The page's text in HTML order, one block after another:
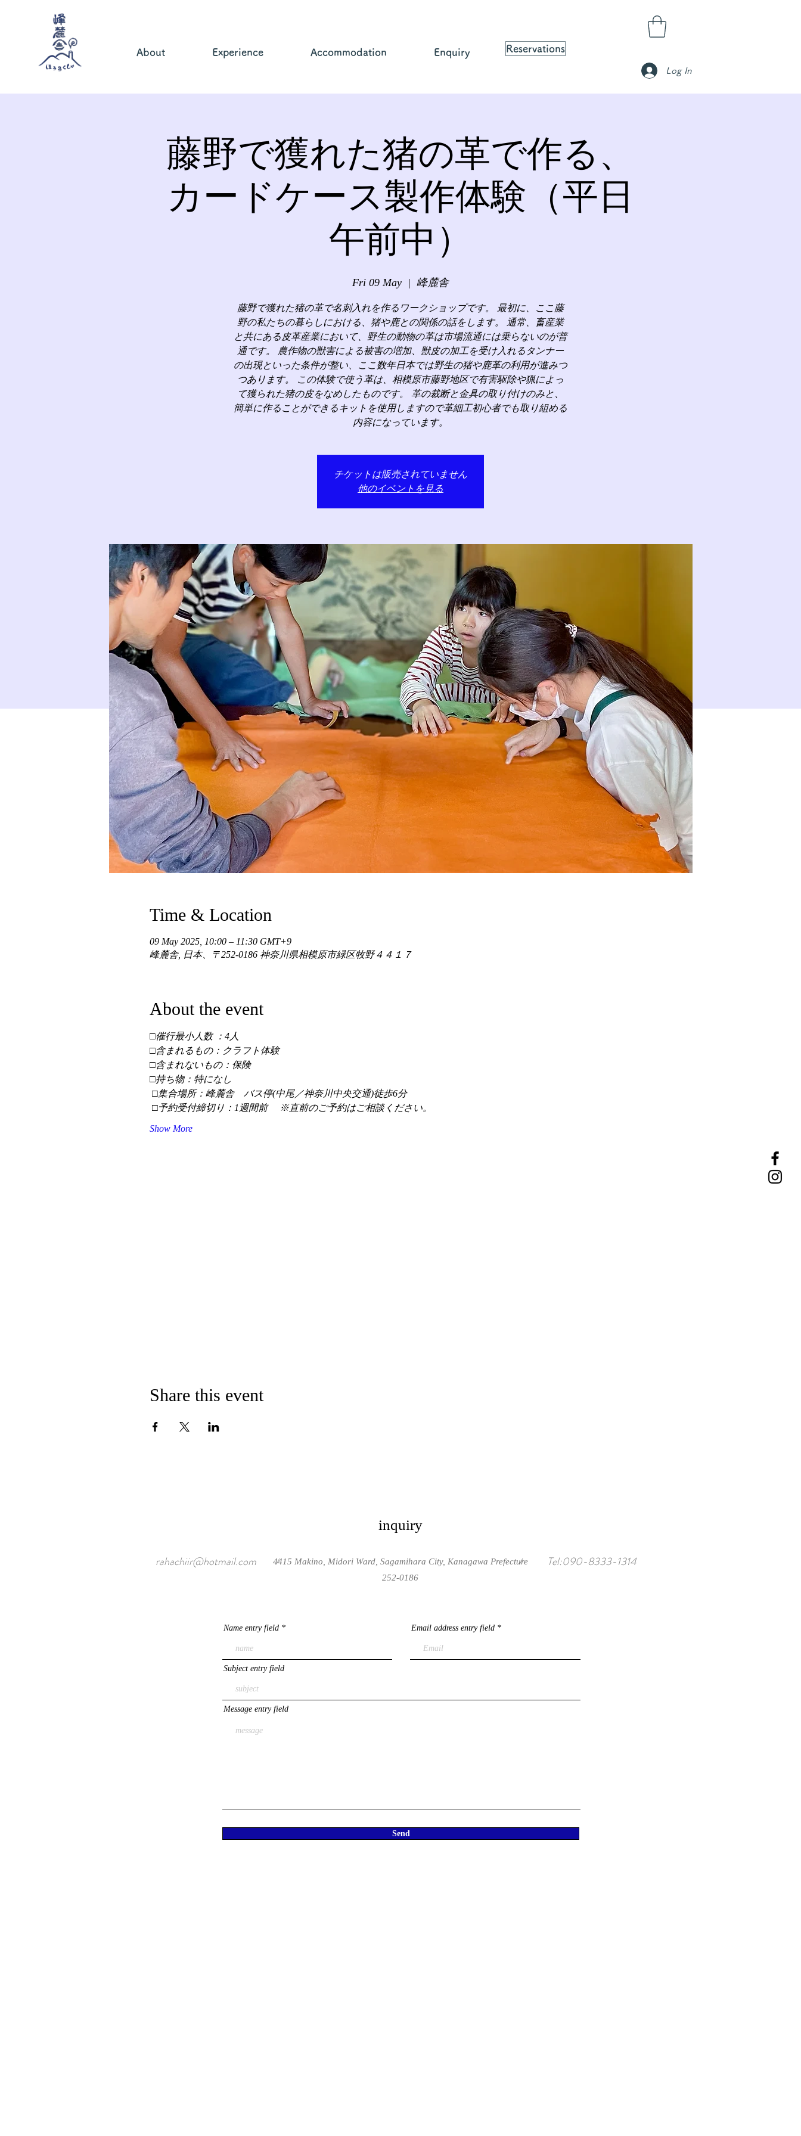
About Experience Accommodation Enquiry Reservations
Log In
藤野で獲れた猪の革で作る、
カードケース製作体験（平日
午前中）
Fri 09 May
  |
峰麓舎
藤野で獲れた猪の革で名刺入れを作るワークショップです。 最初に、ここ藤
野の私たちの暮らしにおける、猪や鹿との関係の話をします。 通常、畜産業
と共にある皮革産業において、野生の動物の革は市場流通には乗らないのが普
通です。 農作物の獣害による被害の増加、獣皮の加工を受け入れるタンナー
の出現といった条件が整い、ここ数年日本では野生の猪や鹿革の利用が進みつ
つあります。 この体験で使う革は、相模原市藤野地区で有害駆除や猟によっ
て獲られた猪の皮をなめしたものです。 革の裁断と金具の取り付けのみと、
簡単に作ることができるキットを使用しますので革細工初心者でも取り組める
内容になっています。
チケットは販売されていません
他のイベントを見る
Time & Location
09 May 2025, 10:00 – 11:30 GMT+9
峰麓舎, 日本、〒252-0186 神奈川県相模原市緑区牧野４４１７
About the event
□催行最小人数 ：4人
□含まれるもの：クラフト体験
□含まれないもの：保険
□持ち物：特になし
□集合場所：峰麓舎　バス停(中尾／神奈川中央交通)徒歩6分
□予約受付締切り：1週間前 　※直前のご予約はご相談ください。
Show More
Share this event
inquiry
rahachiir@hotmail.com /
4415 Makino, Midori Ward, Sagamihara City, Kanagawa Prefecture
252-0186
/ Tel:090-8333-1314
Name entry field Email address entry field
Subject entry field
Message entry field
Send